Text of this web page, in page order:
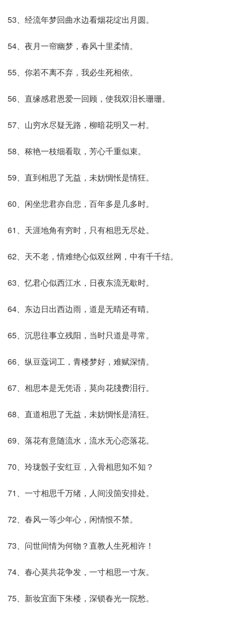
53、经流年梦回曲水边看烟花绽出月圆。
54、夜月一帘幽梦，春风十里柔情。
55、你若不离不弃，我必生死相依。
56、直缘感君恩爱一回顾，使我双泪长珊珊。
57、山穷水尽疑无路，柳暗花明又一村。
58、秾艳一枝细看取，芳心千重似束。
59、直到相思了无益，未妨惆怅是情狂。
60、闲坐悲君亦自悲，百年多是几多时。
61、天涯地角有穷时，只有相思无尽处。
62、天不老，情难绝心似双丝网，中有千千结。
63、忆君心似西江水，日夜东流无歇时。
64、东边日出西边雨，道是无晴还有晴。
65、沉思往事立残阳，当时只道是寻常。
66、纵豆蔻词工，青楼梦好，难赋深情。
67、相思本是无凭语，莫向花牋费泪行。
68、直道相思了无益，未妨惆怅是清狂。
69、落花有意随流水，流水无心恋落花。
70、玲珑骰子安红豆，入骨相思知不知？
71、一寸相思千万绪，人间没箇安排处。
72、春风一等少年心，闲情恨不禁。
73、问世间情为何物？直教人生死相许！
74、春心莫共花争发，一寸相思一寸灰。
75、新妆宜面下朱楼，深锁春光一院愁。